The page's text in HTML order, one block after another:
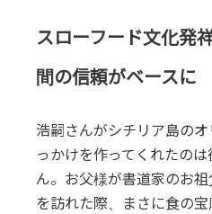
スローフード文化発
間の信頼がベースに
浩嗣さんがシチリア島の
っかけを作ってくれたの
ん。お父様が書道家のお
を訪れた際、まさに食の